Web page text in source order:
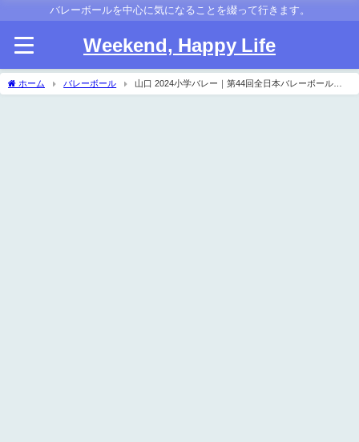
バレーボールを中心に気になることを綴って行きます。
Weekend, Happy Life
ホーム バレーボール
山口 2024小学バレー｜第44回全日本バレーボール小
学生大会県予選 試合結果